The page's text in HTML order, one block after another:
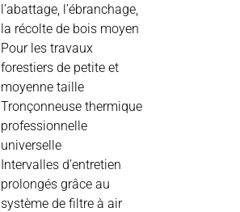
l’abattage, l’ébranchage,
la récolte de bois moyen
Pour les travaux
forestiers de petite et
moyenne taille
Tronçonneuse thermique
professionnelle
universelle
Intervalles d’entretien
prolongés grâce au
système de filtre à air